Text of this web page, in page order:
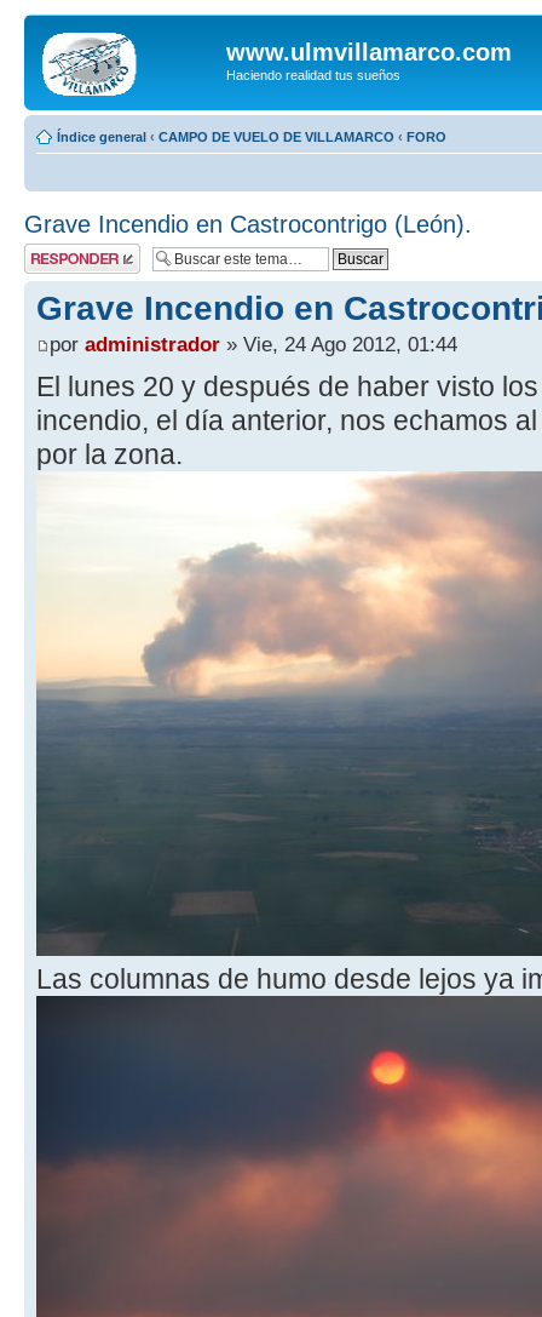
www.ulmvillamarco.com
Haciendo realidad tus sueños
Índice general ‹ CAMPO DE VUELO DE VILLAMARCO ‹ FORO
Grave Incendio en Castrocontrigo (León).
Publicar una
respuesta
Grave Incendio en
por administrador » Vie, 24 Ago 2012, 01:44
El lunes 20 y después de haber visto
incendio, el día anterior, nos echamos
por la zona.
Las columnas de humo desde lejos ya